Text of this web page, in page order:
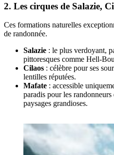
2. Les cirques de Salazie,
Ces formations naturelles
de randonnée.
Salazie : le plus verdoyant,
pittoresques comme Hell-
Cilaos : célèbre pour ses
lentilles réputées.
Mafate : accessible
paradis pour les randonneurs
paysages grandioses.